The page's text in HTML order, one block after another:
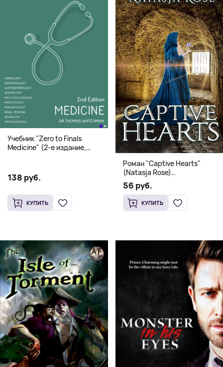
Учебник "Zero to Finals
Medicine" (2-е издание,
138 руб.
КУПИТЬ
Роман "Captive Hearts"
(Natasja Rose)
Романтическое фэнтези
56 руб.
КУПИТЬ